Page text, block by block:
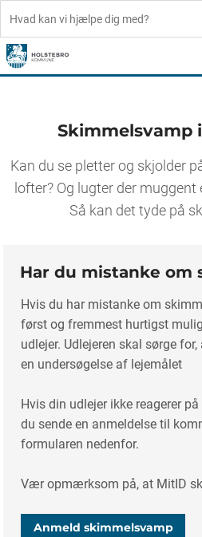
Skimmelsvamp
Kan du se pletter og skjolder
lofter? Og lugter der
Så kan det tyde på
Har du mistanke om
Hvis du har mistanke om
først og fremmest hurtigst
udlejer. Udlejeren skal sørge
en undersøgelse af lejemålet
Hvis din udlejer ikke reagerer
du sende en anmeldelse til
formularen nedenfor.
Vær opmærksom på, at MitID
Anmeld skimmelsvamp